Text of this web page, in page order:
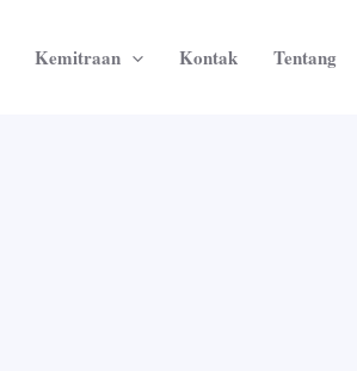
Kemitraan Kontak Tentang